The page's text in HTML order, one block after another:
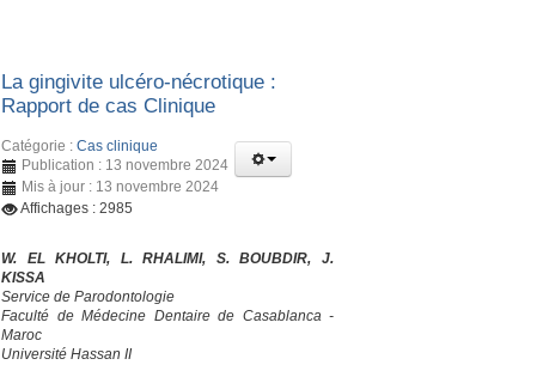
La gingivite ulcéro-nécrotique :
Rapport de cas Clinique
Catégorie :Cas clinique
Publication : 13 novembre 2024
Mis à jour : 13 novembre 2024
Affichages : 2985
W. EL KHOLTI, L. RHALIMI, S. BOUBDIR, J.
KISSA
Service de Parodontologie
Faculté de Médecine Dentaire de Casablanca -
Maroc
Université Hassan II